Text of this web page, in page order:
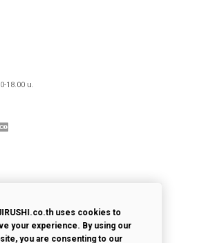
18.00 น.
uses cookies to
your experience. By using our
you are consenting to our